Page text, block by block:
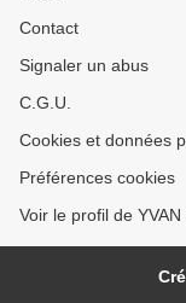
Contact
Signaler un abus
C.G.U.
Cookies et données
Préférences cookies
Voir le profil de